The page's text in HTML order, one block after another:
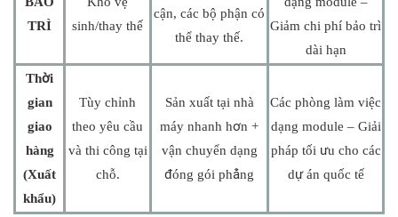
TRÌ
sinh/thay thế
cận, các bộ phận có
thể thay thế.
Giảm chi phí bảo trì
dài hạn
Thời
gian
giao
hàng
(Xuất
khẩu)
Tùy chỉnh
theo yêu cầu
và thi công tại
chỗ.
Sản xuất tại nhà
máy nhanh hơn +
vận chuyển dạng
đóng gói phẳng
Các phòng làm việc
dạng module – Giải
pháp tối ưu cho các
dự án quốc tế